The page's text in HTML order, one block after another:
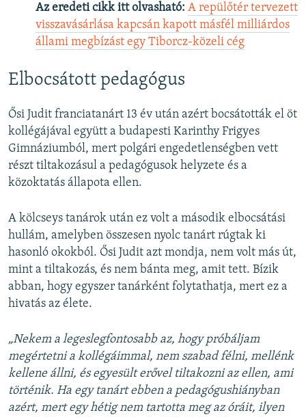
Az eredeti cikk itt olvasható: A repülőtér tervezett
visszavásárlása kapcsán kapott másfél milliárdos
állami megbízást egy Tiborcz-közeli cég
Elbocsátott pedagógus
Ősi Judit franciatanárt 13 év után azért bocsátották el öt
kollégájával együtt a budapesti Karinthy Frigyes
Gimnáziumból, mert polgári engedetlenségben vett
részt tiltakozásul a pedagógusok helyzete és a
közoktatás állapota ellen.
A kölcseys tanárok után ez volt a második elbocsátási
hullám, amelyben összesen nyolc tanárt rúgtak ki
hasonló okokból. Ősi Judit azt mondja, nem volt más út,
mint a tiltakozás, és nem bánta meg, amit tett. Bízik
abban, hogy egyszer tanárként folytathatja, mert ez a
hivatás az élete.
„Nekem a legeslegfontosabb az, hogy próbáljam
megértetni a kollégáimmal, nem szabad félni, mellénk
kellene állni, és egyesült erővel tiltakozni az ellen, ami
történik. Ha egy tanárt ebben a pedagógushiányban
azért, mert egy hétig nem tartotta meg az óráit, ilyen